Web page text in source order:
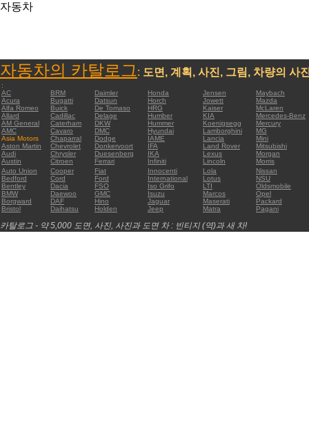
자동차
자동차의 카탈로그: 도면, 계획, 사진, 그림, 차량의 사
:
AC
BRM Daimler Honda Jensen
Maybach
Acura
Bugatti Datsun Horch Jowett
Mazda
Alfa Romeo
Buick De Tomaso HRG Kaiser
McLaren
Allard
Cadillac Delage Humber KIA
Mercedes-Benz
AM General
Caterham DKW Hummer Koenigsegg
Mercury
AMC
Cavaro DMC Hyundai Lamborghini
MG
Asia Motors
Chaparral Dodge IAME Lancia
Mini
Aston Martin
Chevrolet Donkervoort IFA Land Rover
Mitsubishi
Audi
Chrysler Duesenberg IKA Lexus
Morgan
Austin
Citroen Ferrari Infiniti Lincoln
Morris
Auto Union
Cooper Fiat Innocenti Lola
Nissan
Bedford
Cord Ford International Lotus
NSU
Bentley
Dacia FSO Iso Grifo LTI
Oldsmobile
BMW
Daewoo GMC Isuzu Marcos
Opel
Borgward
DAF Hino Jaguar Maserati
Packard
Bristol
Daihatsu Holden Jeep Matra Pagani
카탈로그 - 약 5,000 도면, 사진, 사진과 도면 차 : 빈티지 (역)과 새 차!